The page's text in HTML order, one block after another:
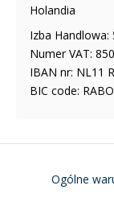
Holandia
Izba Handlowa:
Numer VAT:
IBAN nr: NL11
BIC code:
Ogólne